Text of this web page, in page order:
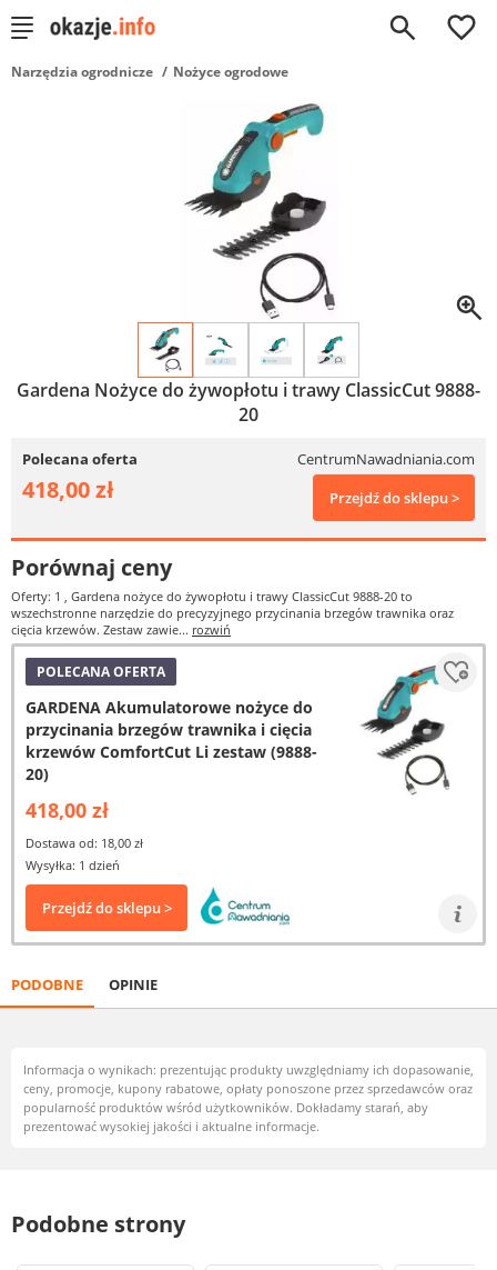
0
Narzędzia ogrodnicze Nożyce ogrodowe
Gardena Nożyce do żywopłotu i trawy ClassicCut 9888-
20
Polecana oferta CentrumNawadniania.com
418,00 zł Przejdź do sklepu >
Porównaj ceny
Oferty: 1 , Gardena nożyce do żywopłotu i trawy ClassicCut 9888-20 to
wszechstronne narzędzie do precyzyjnego przycinania brzegów trawnika oraz
cięcia krzewów. Zestaw zawie... rozwiń
POLECANA OFERTA
GARDENA Akumulatorowe nożyce do
przycinania brzegów trawnika i cięcia
krzewów ComfortCut Li zestaw (9888-
20)
418,00 zł
Dostawa od: 18,00 zł
Wysyłka: 1 dzień
Przejdź do sklepu >
PODOBNE OPINIE
Informacja o wynikach: prezentując produkty uwzględniamy ich dopasowanie,
ceny, promocje, kupony rabatowe, opłaty ponoszone przez sprzedawców oraz
popularność produktów wśród użytkowników. Dokładamy starań, aby
prezentować wysokiej jakości i aktualne informacje.
Podobne strony